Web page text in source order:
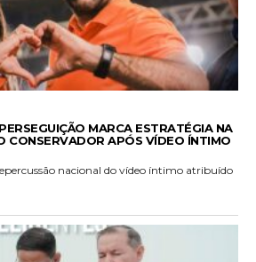
MARCA ESTRATÉGIA NA
CONSERVADOR APÓS VÍDEO ÍNTIMO
nacional do vídeo íntimo atribuído